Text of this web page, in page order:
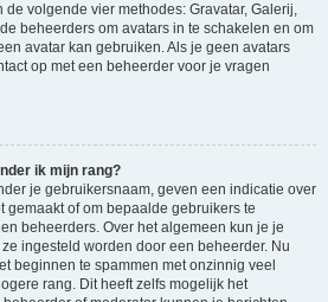
volgende vier methodes: Gravatar, Galerij,
beheerders om avatars in te schakelen en om
avatar kan gebruiken. Als je geen avatars
op met een beheerder voor je vragen
ik mijn rang?
je gebruikersnaam, geven een indicatie over
gemaakt of om bepaalde gebruikers te
beheerders. Over het algemeen kun je je
ingesteld worden door een beheerder. Nu
beginnen te spammen met onzinnig veel
rang. Dit heeft zelfs mogelijk het